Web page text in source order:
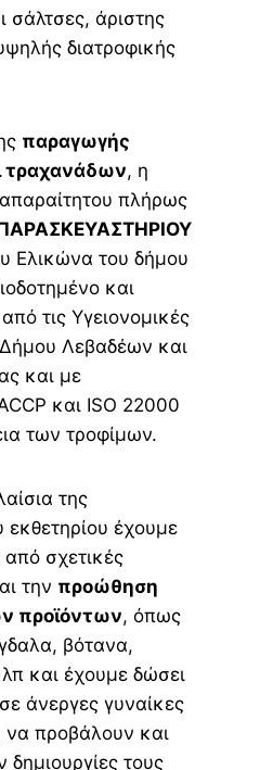
σάλτσες, άριστης
διατροφικής
παραγωγής
τραχανάδων, η
πλήρως
Ελικώνα του δήμου
και
τις Υγειονομικές
Λεβαδέων και
και με
και ISO 22000
των τροφίμων.
της
εκθετηρίου έχουμε
σχετικές
την προώθηση
προϊόντων, όπως
βότανα,
και έχουμε δώσει
άνεργες γυναίκες
να προβάλουν και
τους